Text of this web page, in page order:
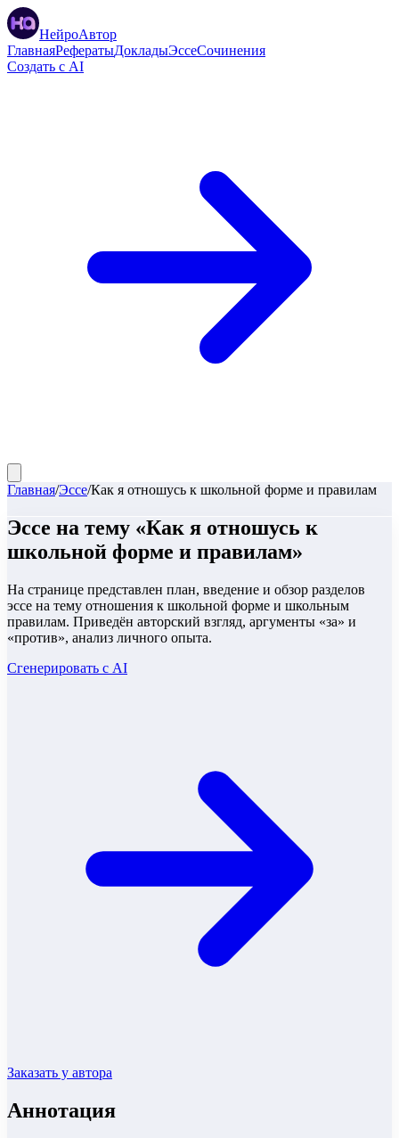
НейроАвтор
ГлавнаяРефератыДокладыЭссеСочинения
Создать с AI
Главная/Эссе/Как я отношусь к школьной форме и правилам
Эссе на тему «Как я отношусь к
школьной форме и правилам»
На странице представлен план, введение и обзор разделов
эссе на тему отношения к школьной форме и школьным
правилам. Приведён авторский взгляд, аргументы «за» и
«против», анализ личного опыта.
Сгенерировать с AI
Заказать у автора
Аннотация